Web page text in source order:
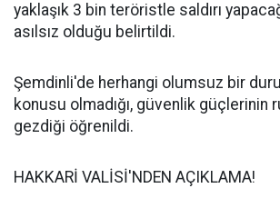
yaklaşık 3 bin teröristle saldırı
asılsız olduğu belirtildi.
Şemdinli'de herhangi olumsuz bir
konusu olmadığı, güvenlik güçlerinin
gezdiği öğrenildi.
HAKKARİ VALİSİ'NDEN AÇIKLAMA!